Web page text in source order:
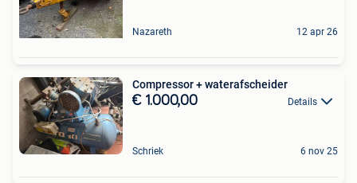
Nazareth 12 apr 26
Compressor + waterafscheider
€ 1.000,00 Details
Schriek 6 nov 25